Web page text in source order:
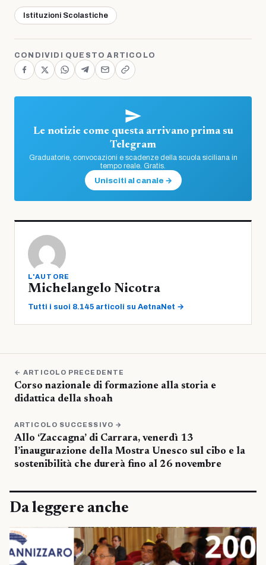
Istituzioni Scolastiche
CONDIVIDI QUESTO ARTICOLO
Le notizie come questa arrivano prima su
Telegram
Graduatorie, convocazioni e scadenze della scuola siciliana in
tempo reale. Gratis.
Unisciti al canale →
L'AUTORE
Michelangelo Nicotra
Tutti i suoi 8.145 articoli su AetnaNet →
← ARTICOLO PRECEDENTE
Corso nazionale di formazione alla storia e
didattica della shoah
ARTICOLO SUCCESSIVO →
Allo ‘Zaccagna’ di Carrara, venerdì 13
l’inaugurazione della Mostra Unesco sul cibo e la
sostenibilità che durerà fino al 26 novembre
Da leggere anche